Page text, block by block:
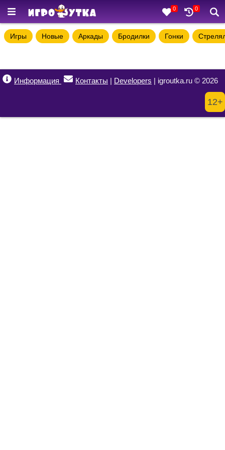
0 0
Игры Новые Аркады Бродилки Гонки
Информация Контакты | Developers | igroutka.ru © 2026
12+